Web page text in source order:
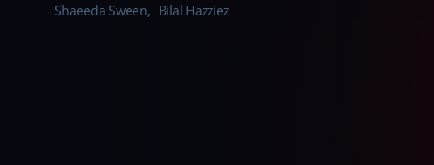
Shaeeda Sween, Bilal Hazziez